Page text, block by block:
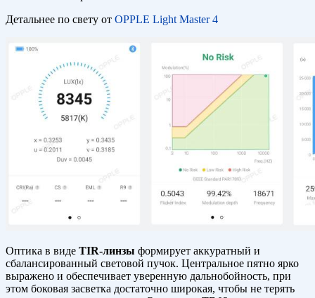
Детальнее по свету от OPPLE Light Master 4
Оптика в виде TIR-линзы формирует аккуратный и
сбалансированный световой пучок. Центральное пятно ярко
выражено и обеспечивает уверенную дальнобойность, при
этом боковая засветка достаточно широкая, чтобы не терять